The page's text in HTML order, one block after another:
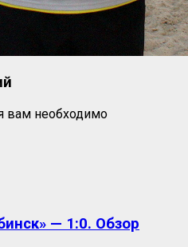
вам необходимо
— 1:0. Обзор